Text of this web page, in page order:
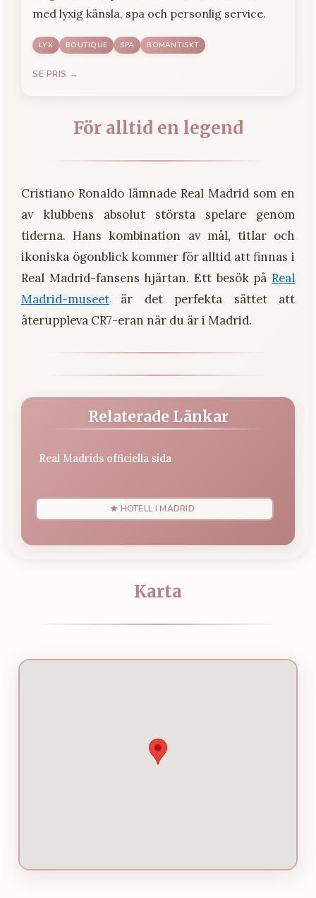
med lyxig känsla, spa och personlig service.
LYX BOUTIQUE SPA ROMANTISKT
SE PRIS →
För alltid en legend
Cristiano Ronaldo lämnade Real Madrid som en
av klubbens absolut största spelare genom
tiderna. Hans kombination av mål, titlar och
ikoniska ögonblick kommer för alltid att finnas i
Real Madrid-fansens hjärtan. Ett besök på Real
Madrid-museet är det perfekta sättet att
återuppleva CR7-eran när du är i Madrid.
Relaterade Länkar
Real Madrids officiella sida
★ HOTELL I MADRID
Karta